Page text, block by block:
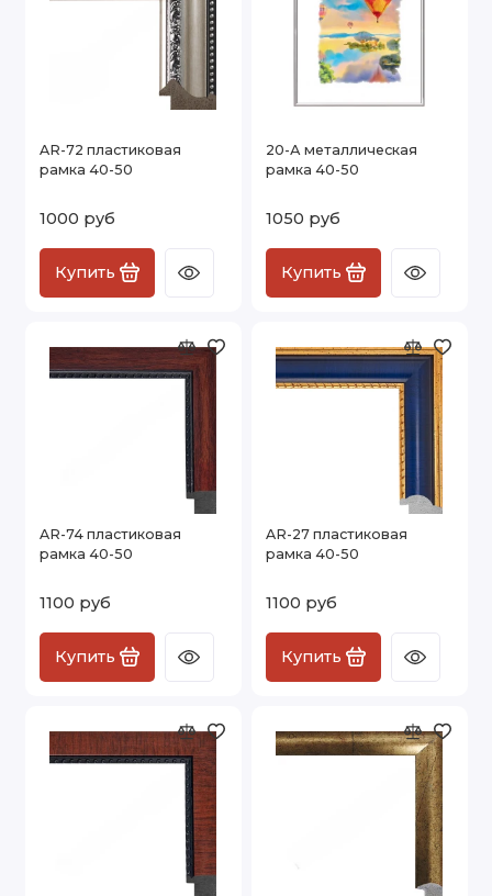
AR-72 пластиковая
рамка 40-50
1000 руб
Купить
20-А металлическая
рамка 40-50
1050 руб
Купить
AR-74 пластиковая
рамка 40-50
1100 руб
Купить
AR-27 пластиковая
рамка 40-50
1100 руб
Купить